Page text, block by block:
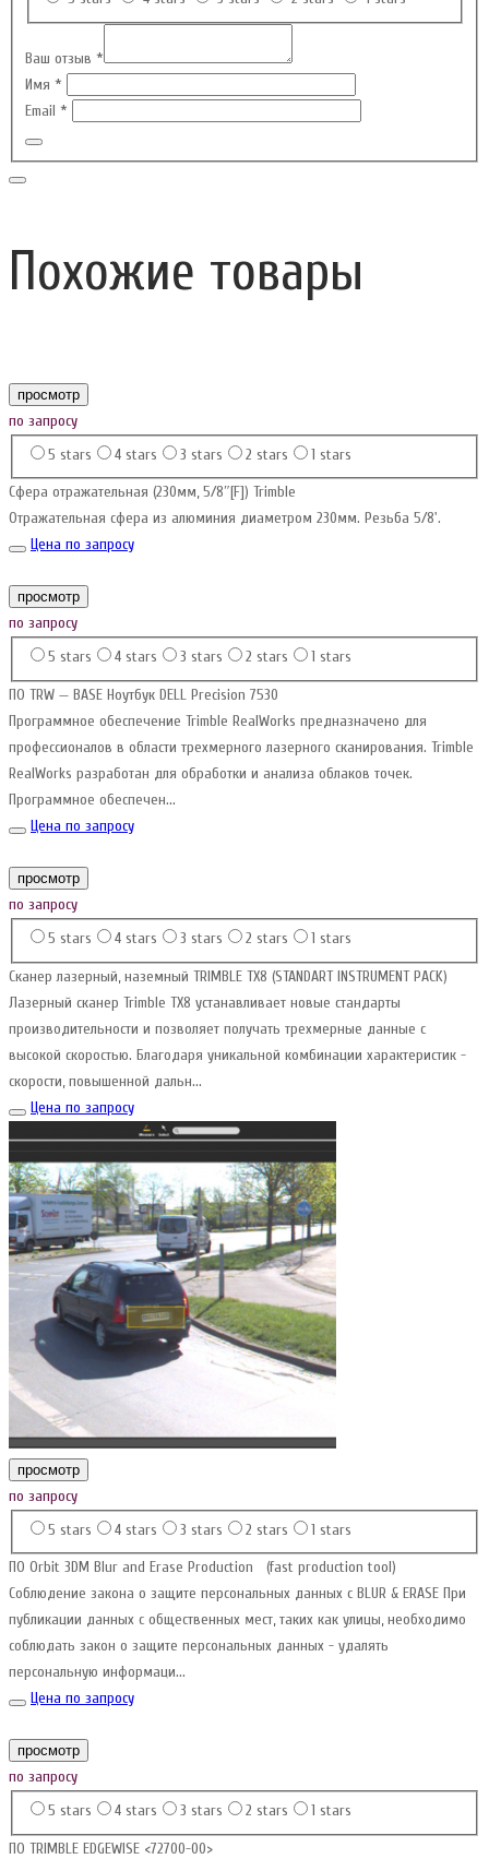
Ваш отзыв *
Имя *
Email *
Похожие товары
просмотр
по запросу
5 stars
4 stars 3 stars 2 stars 1 stars
Сфера отражательная (230мм, 5/8″[F]) Trimble
Отражательная сфера из алюминия диаметром 230мм. Резьба 5/8'.
Цена по запросу
просмотр
по запросу
5 stars
4 stars 3 stars 2 stars 1 stars
ПО TRW — BASE Ноутбук DELL Precision 7530
Программное обеспечение Trimble RealWorks предназначено для
профессионалов в области трехмерного лазерного сканирования. Trimble
RealWorks разработан для обработки и анализа облаков точек.
Программное обеспечен...
Цена по запросу
просмотр
по запросу
5 stars
4 stars 3 stars 2 stars 1 stars
Сканер лазерный, наземный TRIMBLE TX8 (STANDART INSTRUMENT PACK)
Лазерный сканер Trimble TX8 устанавливает новые стандарты
производительности и позволяет получать трехмерные данные с
высокой скоростью. Благодаря уникальной комбинации характеристик -
скорости, повышенной дальн...
Цена по запросу
просмотр
по запросу
5 stars
4 stars 3 stars 2 stars 1 stars
ПО Orbit 3DM Blur and Erase Production (fast production tool)
Соблюдение закона о защите персональных данных с BLUR & ERASE При
публикации данных с общественных мест, таких как улицы, необходимо
соблюдать закон о защите персональных данных - удалять
персональную информаци...
Цена по запросу
просмотр
по запросу
5 stars
4 stars 3 stars 2 stars 1 stars
ПО TRIMBLE EDGEWISE <72700-00>